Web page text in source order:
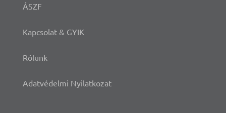
ÁSZF
Kapcsolat & GYIK
Rólunk
Adatvédelmi Nyilatkozat